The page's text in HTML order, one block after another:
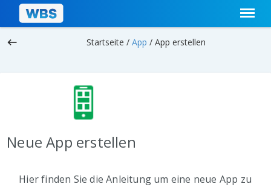
keyboard_backspace Startseite /App / App erstellen
Neue App erstellen
Hier finden Sie die Anleitung um eine neue App zu